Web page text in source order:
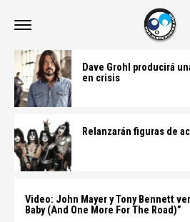
Dave Grohl producirá
en crisis
Relanzarán figuras de
Video: John Mayer y Tony Bennett
Baby (And One More For The Road)”